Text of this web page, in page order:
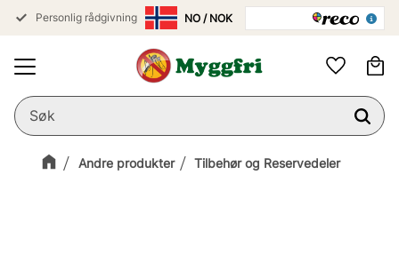
Personlig rådgivning
Favoritter
Andre produkter Tilbehør og Reservedeler